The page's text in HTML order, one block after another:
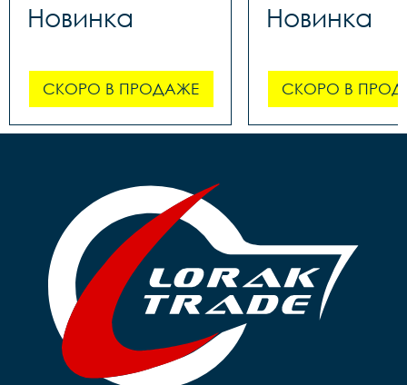
Новинка
СКОРО В ПРОДАЖЕ
Новинка
СКОРО В